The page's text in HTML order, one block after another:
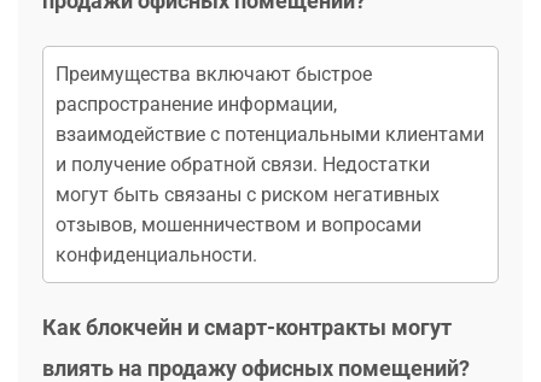
Преимущества включают быстрое
распространение информации,
взаимодействие с потенциальными клиентами
и получение обратной связи. Недостатки
могут быть связаны с риском негативных
отзывов, мошенничеством и вопросами
конфиденциальности.
Как блокчейн и смарт-контракты могут
влиять на продажу офисных помещений?